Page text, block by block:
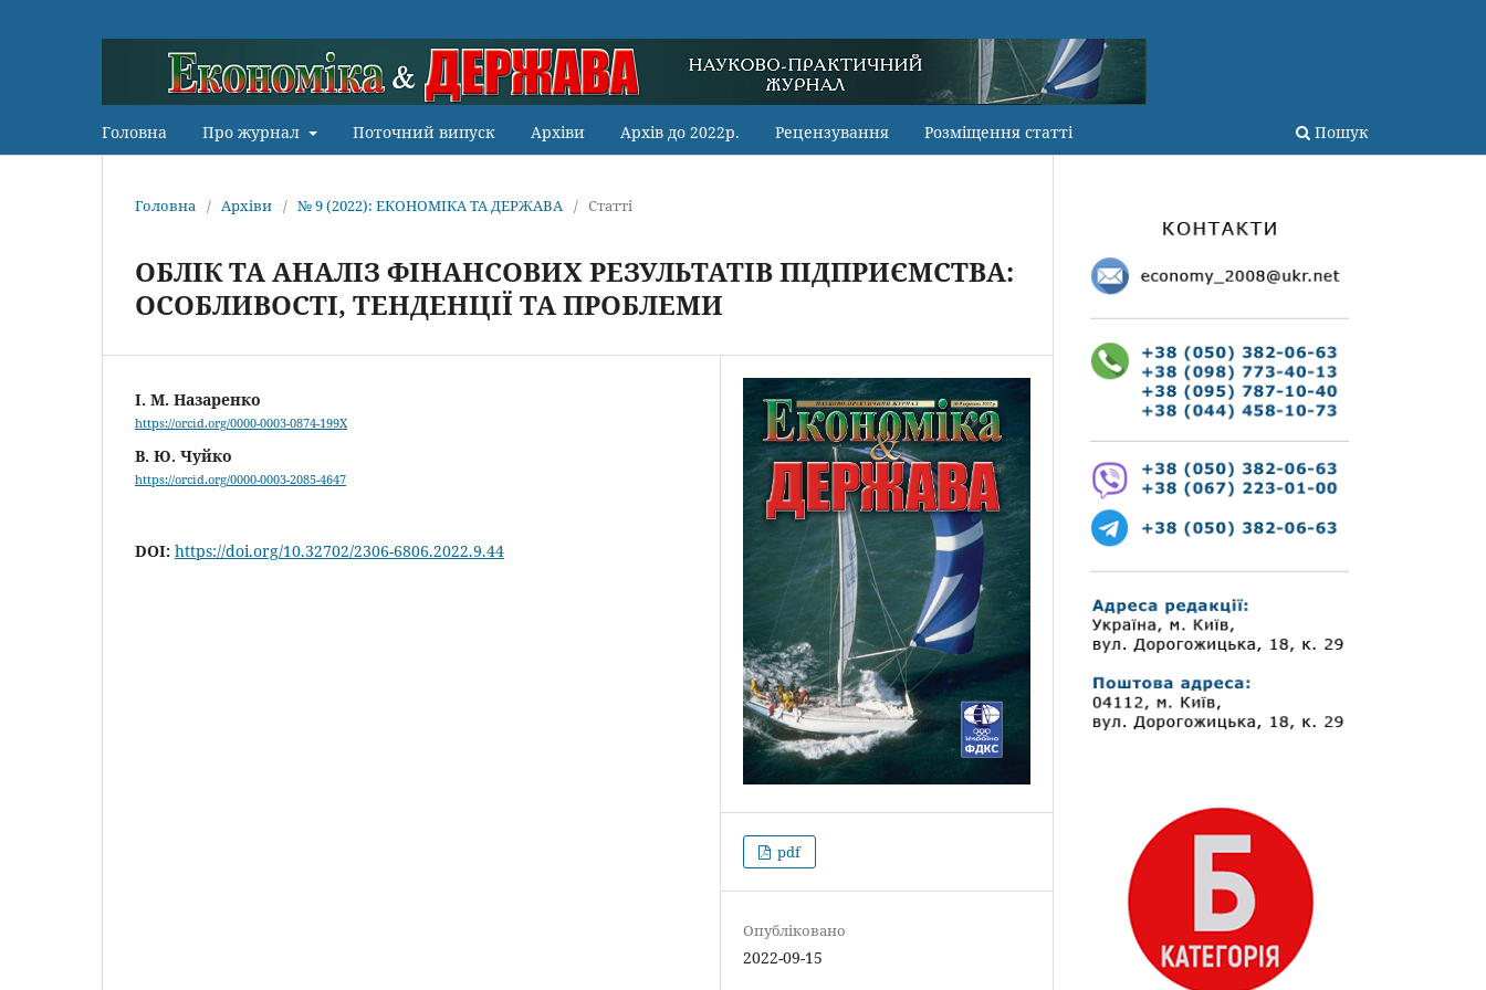
Головна Про журнал Поточний випуск Архіви Архів до 2022р. Рецензування Розміщення статті Пошук
Головна / Архіви / № 9 (2022): ЕКОНОМІКА ТА ДЕРЖАВА / Статті
ОБЛІК ТА АНАЛІЗ ФІНАНСОВИХ РЕЗУЛЬТАТІВ ПІДПРИЄМСТВА:
ОСОБЛИВОСТІ, ТЕНДЕНЦІЇ ТА ПРОБЛЕМИ
І. М. Назаренко
https://orcid.org/0000-0003-0874-199X
В. Ю. Чуйко
https://orcid.org/0000-0003-2085-4647
DOI: https://doi.org/10.32702/2306-6806.2022.9.44
pdf
Опубліковано
2022-09-15